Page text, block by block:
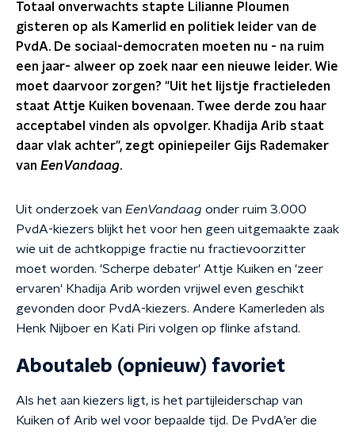
Totaal onverwachts stapte Lilianne Ploumen
gisteren op als Kamerlid en politiek leider van de
PvdA. De sociaal-democraten moeten nu - na ruim
een jaar- alweer op zoek naar een nieuwe leider. Wie
moet daarvoor zorgen? "Uit het lijstje fractieleden
staat Attje Kuiken bovenaan. Twee derde zou haar
acceptabel vinden als opvolger. Khadija Arib staat
daar vlak achter", zegt opiniepeiler Gijs Rademaker
van EenVandaag.
Uit onderzoek van EenVandaag onder ruim 3.000
PvdA-kiezers blijkt het voor hen geen uitgemaakte zaak
wie uit de achtkoppige fractie nu fractievoorzitter
moet worden. 'Scherpe debater' Attje Kuiken en 'zeer
ervaren' Khadija Arib worden vrijwel even geschikt
gevonden door PvdA-kiezers. Andere Kamerleden als
Henk Nijboer en Kati Piri volgen op flinke afstand.
Aboutaleb (opnieuw) favoriet
Als het aan kiezers ligt, is het partijleiderschap van
Kuiken of Arib wel voor bepaalde tijd. De PvdA'er die